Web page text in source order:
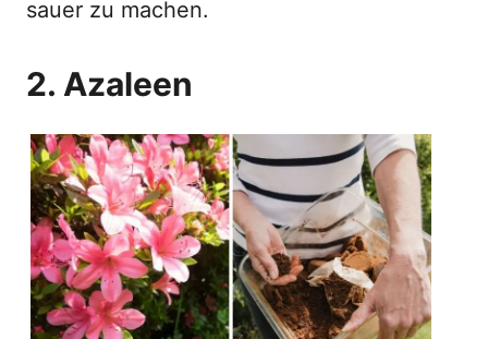
sauer zu machen.
2. Azaleen